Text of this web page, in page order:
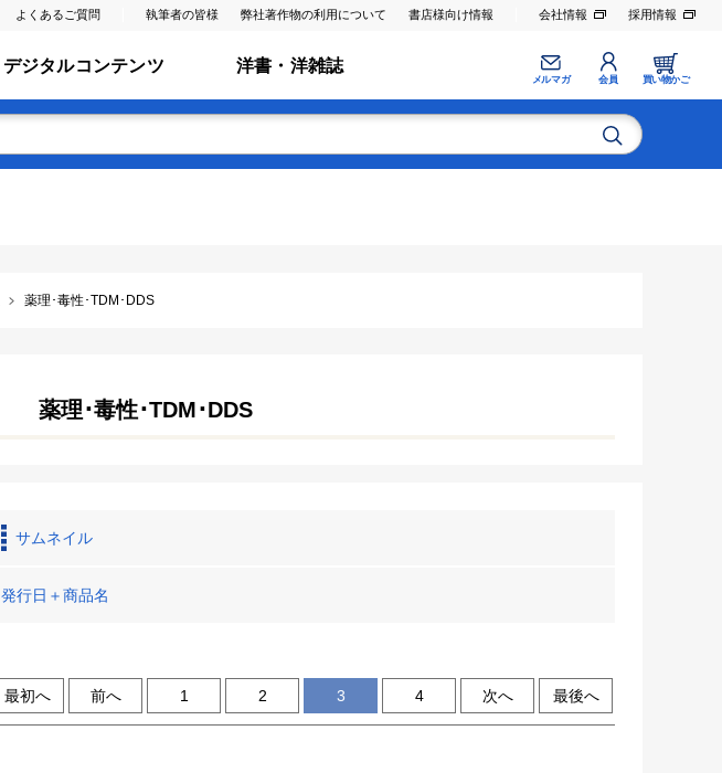
よくあるご質問 執筆者の皆様 弊社著作物の利用について 書店様向け情報 会社情報 採用情報
デジタルコンテンツ 洋書・洋雑誌
メルマガ 会員 買い物かご
薬理･毒性･TDM･DDS
薬理･毒性･TDM･DDS
サムネイル
発行日＋商品名
最初へ 前へ 1 2 3 4 次へ 最後へ